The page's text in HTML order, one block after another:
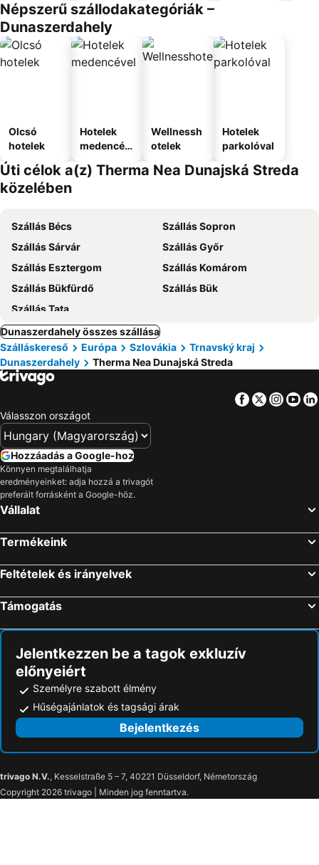
Népszerű szállodakategóriák –
Dunaszerdahely
Olcsó
hotelek
Hotelek
medencév
Wellnessh
otelek
Hotelek
parkolóval
Úti célok a(z) Therma Nea Dunajská Streda
közelében
Szállás Bécs
Szállás Sopron
Szállás Sárvár
Szállás Győr
Szállás Esztergom
Szállás Komárom
Szállás Bükfürdő
Szállás Bük
Szállás Tata
Dunaszerdahely összes szállása
Szálláskereső
Európa Szlovákia
Trnavský kraj
Dunaszerdahely
Therma Nea Dunajská Streda
Facebook
Twitter
Válasszon országot
Hozzáadás a Google-hoz
Könnyen megtalálhatja
eredményeinket: adja hozzá a trivagót
preferált forrásként a Google-höz.
Vállalat
Termékeink
Feltételek és irányelvek
Támogatás
Jelentkezzen be a tagok exkluzív
előnyeiért
Személyre szabott élmény
Hűségajánlatok és tagsági árak
Bejelentkezés
trivago N.V., Kesselstraße 5 – 7, 40221 Düsseldorf, Németország
Copyright 2026 trivago | Minden jog fenntartva.